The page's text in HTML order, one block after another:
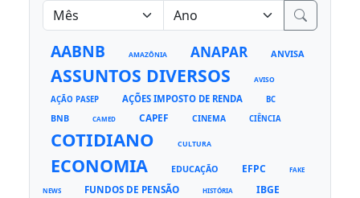
AABNB AMAZÔNIA ANAPAR ANVISA
ASSUNTOS DIVERSOS AVISO
AÇÃO PASEP AÇÕES IMPOSTO DE RENDA BC
BNB CAMED CAPEF CINEMA CIÊNCIA
COTIDIANO CULTURA
ECONOMIA EDUCAÇÃO EFPC FAKE
NEWS FUNDOS DE PENSÃO HISTÓRIA IBGE